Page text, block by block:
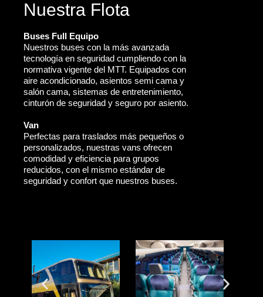
Nuestra Flota
Buses Full Equipo
Nuestros buses con la más avanzada
tecnología en seguridad cumpliendo con la
normativa vigente del MTT. Equipados con
aire acondicionado, asientos semi cama y
salón cama, sistemas de entretenimiento,
cinturón de seguridad y seguro por asiento.
Van
Perfectas para traslados más pequeños o
personalizados, nuestras vans ofrecen
comodidad y eficiencia para grupos
reducidos, con el mismo estándar de
seguridad y confort que nuestros buses.